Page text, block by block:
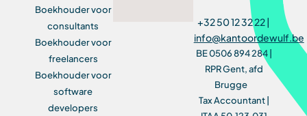
Boekhouder voor
consultants
Boekhouder voor
freelancers
Boekhouder voor
software
developers
+32 50 12 32 22 |
info@kantoordewulf.be
BE 0506 894 284 |
RPR Gent, afd
Brugge
Tax Accountant |